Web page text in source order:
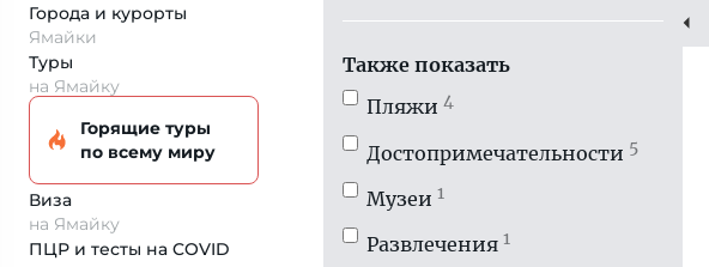
Города и курорты
Ямайки
Туры
на Ямайку
Горящие туры
по всему миру
Виза
на Ямайку
ПЦР и тесты на COVID
Также показать
Пляжи 4
Достопримечатель­ности 5
Музеи 1
Развлечения 1